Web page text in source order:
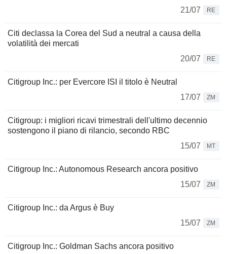
21/07
RE
Citi declassa la Corea del Sud a neutral a causa della
volatilità dei mercati
20/07
RE
Citigroup Inc.: per Evercore ISI il titolo è Neutral
17/07
ZM
Citigroup: i migliori ricavi trimestrali dell'ultimo decennio
sostengono il piano di rilancio, secondo RBC
15/07
MT
Citigroup Inc.: Autonomous Research ancora positivo
15/07
ZM
Citigroup Inc.: da Argus è Buy
15/07
ZM
Citigroup Inc.: Goldman Sachs ancora positivo